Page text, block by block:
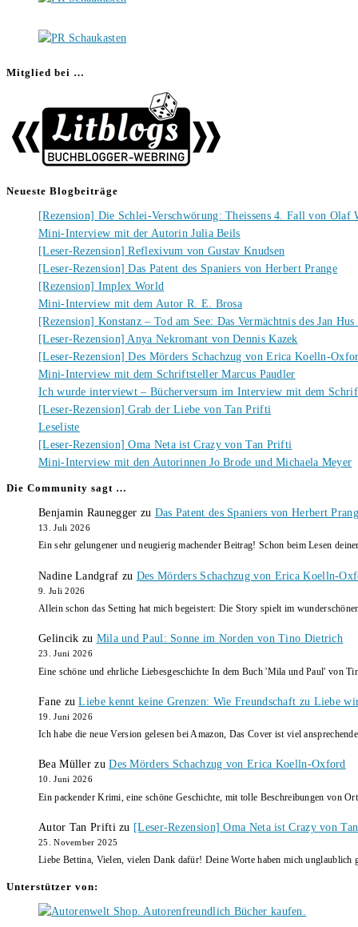
Mitglied bei …
Neueste Blogbeiträge
[Rezension] Die Schlei-Verschwörung: Theissens 4. Fall von Olaf
Mini-Interview mit der Autorin Julia Beils
[Leser-Rezension] Reflexivum von Gustav Knudsen
[Leser-Rezension] Das Patent des Spaniers von Herbert Prange
[Rezension] Implex World
Mini-Interview mit dem Autor R. E. Brosa
[Rezension] Konstanz – Tod am See: Das Vermächtnis des Jan
[Leser-Rezension] Anya Nekromant von Dennis Kazek
[Leser-Rezension] Des Mörders Schachzug von Erica Koelln-
Mini-Interview mit dem Schriftsteller Marcus Paudler
Ich wurde interviewt – Bücherversum im Interview mit dem
[Leser-Rezension] Grab der Liebe von Tan Prifti
Leseliste
[Leser-Rezension] Oma Neta ist Crazy von Tan Prifti
Mini-Interview mit den Autorinnen Jo Brode und Michaela Meyer
Die Community sagt …
Benjamin Raunegger zu Das Patent des Spaniers von Herbert
13. Juli 2026
Ein sehr gelungener und neugierig machender Beitrag! Schon beim Lesen
Nadine Landgraf zu Des Mörders Schachzug von Erica Koelln-
9. Juli 2026
Allein schon das Setting hat mich begeistert: Die Story spielt im
Gelincik zu Mila und Paul: Sonne im Norden von Tino Dietrich
23. Juni 2026
Eine schöne und ehrliche Liebesgeschichte In dem Buch 'Mila und Paul' von
Fane zuLiebe kennt keine Grenzen: Wie Freundschaft zu Liebe
19. Juni 2026
Ich habe die neue Version gelesen bei Amazon, Das Cover ist viel
Bea Müller zuDes Mörders Schachzug von Erica Koelln-Oxford
10. Juni 2026
Ein packender Krimi, eine schöne Geschichte, mit tolle Beschreibungen von
Autor Tan Prifti zu [Leser-Rezension] Oma Neta ist Crazy von
25. November 2025
Liebe Bettina, Vielen, vielen Dank dafür! Deine Worte haben mich unglaublich
Unterstützer von: